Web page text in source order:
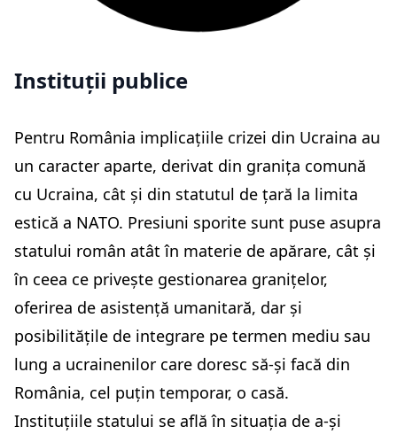
Instituții publice
Pentru România implicațiile crizei din Ucraina au
un caracter aparte, derivat din granița comună
cu Ucraina, cât și din statutul de țară la limita
estică a NATO. Presiuni sporite sunt puse asupra
statului român atât în materie de apărare, cât și
în ceea ce privește gestionarea granițelor,
oferirea de asistență umanitară, dar și
posibilitățile de integrare pe termen mediu sau
lung a ucrainenilor care doresc să-și facă din
România, cel puțin temporar, o casă.
Instituțiile statului se află în situația de a-și